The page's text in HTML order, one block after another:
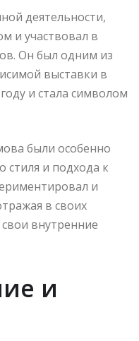
деятельности,
и участвовал в
Он был одним из
выставки в
и стала символом
были особенно
и подхода к
и
в своих
внутренние
и